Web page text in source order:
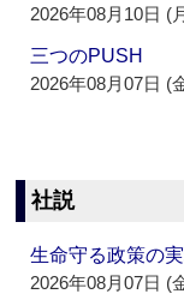
2026年08月10日 (
三つのPUSH
2026年08月07日 (
社説
生命守る政策の
2026年08月07日 (